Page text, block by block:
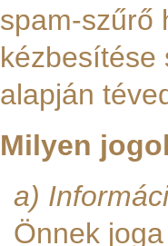
spam-szűrő
kézbesítése
alapján
Milyen
a)
Önnek